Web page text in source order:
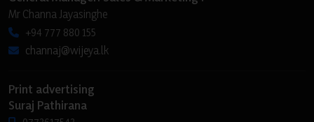
Mr Channa Jayasinghe
+94 777 880 155
channaj@wijeya.lk
Print advertising
Suraj Pathirana